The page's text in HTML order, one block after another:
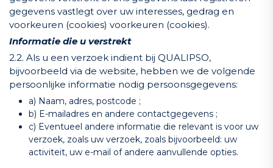
gegevens vastlegt over uw interesses, gedrag en
voorkeuren (cookies) voorkeuren (cookies).
Informatie die u verstrekt
2.2. Als u een verzoek indient bij QUALIPSO,
bijvoorbeeld via de website, hebben we de volgende
persoonlijke informatie nodig persoonsgegevens:
a) Naam, adres, postcode ;
b) E-mailadres en andere contactgegevens ;
c) Eventueel andere informatie die relevant is voor uw
verzoek, zoals uw verzoek, zoals bijvoorbeeld: uw
activiteit, uw e-mail of andere aanvullende opties.